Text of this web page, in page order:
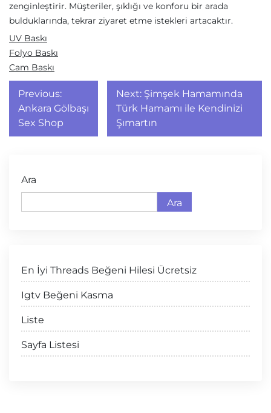
zenginleştirir. Müşteriler, şıklığı ve konforu bir arada
bulduklarında, tekrar ziyaret etme istekleri artacaktır.
UV Baskı
Folyo Baskı
Cam Baskı
Yazı
gezinmesi
Previous:
Ankara Gölbaşı
Sex Shop
Next: Şimşek Hamamında
Türk Hamamı ile Kendinizi
Şımartın
Ara
Ara
En İyi Threads Beğeni Hilesi Ücretsiz
Igtv Beğeni Kasma
Liste
Sayfa Listesi